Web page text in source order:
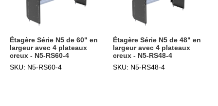
Étagère Série N5 de 60" en
largeur avec 4 plateaux
creux - N5-RS60-4
SKU: N5-RS60-4
Étagère Série N5 de 48" en
largeur avec 4 plateaux
creux - N5-RS48-4
SKU: N5-RS48-4